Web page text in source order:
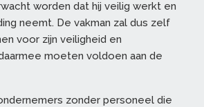
worden dat hij veilig werkt en
neemt. De vakman zal dus zelf
voor zijn veiligheid en
moeten voldoen aan de
zonder personeel die